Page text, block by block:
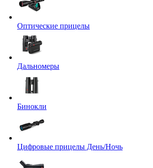
Оптические прицелы
Дальномеры
Бинокли
Цифровые прицелы День/Ночь